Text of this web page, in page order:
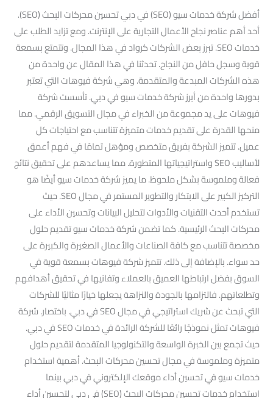
أفضل شركة خدمات سيو (SEO) في دبي تحسين محركات البحث (SEO).
أحد أهم عناصر نجاح الأعمال التجارية على الإنترنت. ومع تزايد الطلب على
خدمات SEO. تبرز بعض الشركات كرواد في هذا المجال. وتتمتع بسمعة
قوية وسجل حافل من النجاح. تحدثنا في هذا المقال عن واحدة من
هذه الشركات المبدعة والمتقدمة. وهي شركة فيوهات التي تعتبر
بدورها واحدة من أبرز شركة خدمات سيو في دبي. تأسست شركة
فيوهات على يد مجموعة من الخبراء في مجال التسويق الرقمي. مما
منحها القدرة على تقديم خدمات متميزة تتناسب مع احتياجات كل
عميل. تتميز الشركة بفريق متخصص ومؤهل تمامًا في فهم أعمق
لأساليب SEO واستراتيجياتها المتطورة. مما يساعدهم على تحقيق نتائج
فعالة وملموسة بشكل ملحوظ. ما يميز شركة خدمات سيو أيضًا هو
التركيز الكبير على الابتكار والتطوير المستمر في مجال SEO. حيث
تستخدم أحدث التقنيات والأدوات لتحليل البيانات وتحسين الأداء على
محركات البحث الرئيسية. كما تضمن شركة خدمات سيو تقديم حلول
مخصصة تتناسب مع كافة الصناعات والأعمال الصغيرة والكبيرة على
حد سواء. بالإضافة إلى ذلك. تتميز شركة فيوهات بسمعة قوية في
السوق بفضل ارتباطها العميق بالعملاء وتفانيها في تحقيق أهدافهم
وتطلعاتهم. فالتزامها بالجودة والنزاهة يجعلها خيارًا مثاليًا للشركات
التي تبحث عن شريك استراتيجي في مجال SEO في دبي. باختصار. شركة
فيوهات تمثل نموذجًا رائعًا للشركة الرائدة في خدمات SEO في دبي.
حيث تجمع بين الخبرة الواسعة والتكنولوجيا المتقدمة لتقديم حلول
متميزة وملموسة في مجال تحسين محركات البحث. أهمية استخدام
خدمات سيو في تحسين أداء موقعك الإلكتروني في دبي بينما
استخدام خدمات تحسين محركات البحث (SEO) في دبي لتحسين أداء